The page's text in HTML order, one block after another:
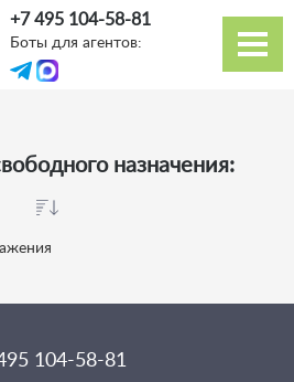
+7 495 104-58-81
Боты для агентов:
назначения:
104-58-81